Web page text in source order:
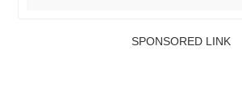
SPONSORED LINK